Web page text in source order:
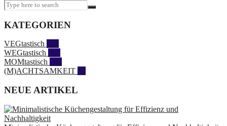
KATEGORIEN
VEGtastisch 559
WEGtastisch 171
MOMtastisch 328
(M)ACHTSAMKEIT 28
NEUE ARTIKEL